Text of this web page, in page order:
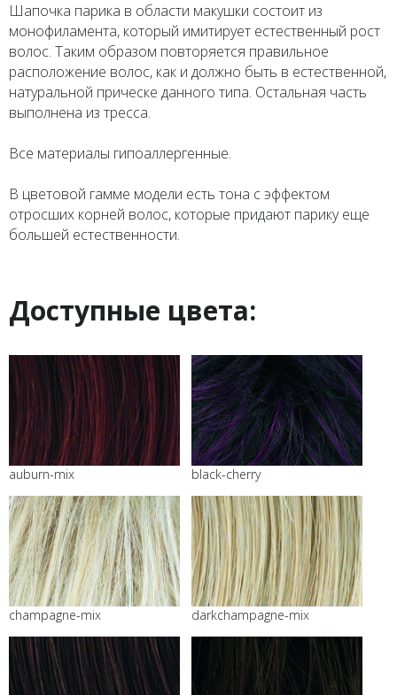
Шапочка парика в области макушки состоит из
монофиламента, который имитирует естественный рост
волос. Таким образом повторяется правильное
расположение волос, как и должно быть в естественной,
натуральной прическе данного типа. Остальная часть
выполнена из тресса.
Все материалы гипоаллергенные.
В цветовой гамме модели есть тона с эффектом
отросших корней волос, которые придают парику еще
большей естественности.
Доступные цвета:
auburn-mix black-cherry
champagne-mix darkchampagne-mix